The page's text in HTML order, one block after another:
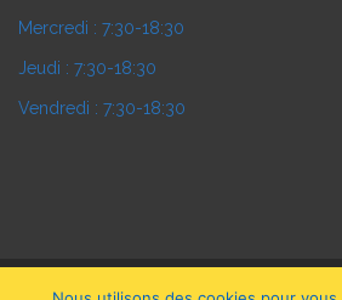
Mercredi : 7:30-18:30
Jeudi : 7:30-18:30
Vendredi : 7:30-18:30